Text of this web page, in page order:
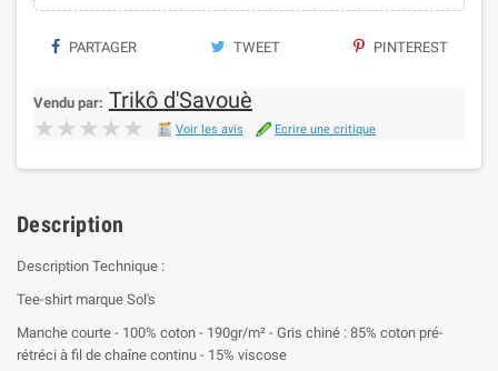
PARTAGER TWEET PINTEREST
Vendu par: Trikô d'Savouè
★★★★★
★★★★★ Voir les avis Ecrire une critique
Description
Description Technique :
Tee-shirt marque Sol's
Manche courte - 100% coton - 190gr/m² - Gris chiné : 85% coton pré-
rétréci à fil de chaîne continu - 15% viscose